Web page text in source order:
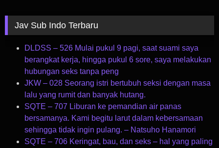
Payudara dengan Perawat
Himari Kinoshita
Jav Sub Indo Terbaru
DLDSS – 526 Mulai pukul 9 pagi, saat suami saya
berangkat kerja, hingga pukul 6 sore, saya melakukan
hubungan seks tanpa peng
JKW – 028 Seorang istri bertubuh seksi dengan masa
lalu yang rumit dan banyak hutang.
SQTE – 707 Liburan ke pemandian air panas
bersamanya. Kami begitu larut dalam kebersamaan
sehingga tidak ingin pulang. – Natsuho Hanamori
SQTE – 706 Keringat, bau, dan seks – hal yang paling